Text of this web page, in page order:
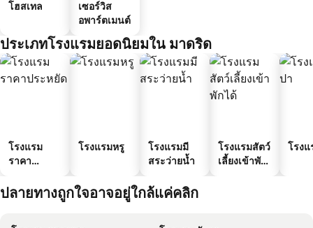
โฮสเทล
เซอร์วิส
อพาร์ตเมนต์
ประเภทโรงแรมยอดนิยมใน มาดริด
โรงแรม
ราคา
โรงแรมหรู
โรงแรมมี
สระว่ายน้ำ
โรงแรมสัตว์
เลี้ยงเข้าพัก
โรง
ปลายทางถูกใจอาจอยู่ใกล้แค่คลิก